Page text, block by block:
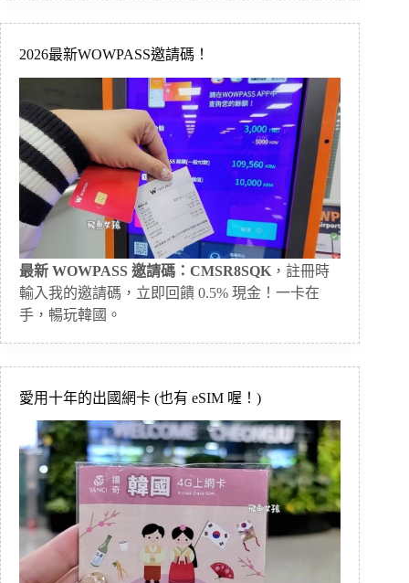
2026最新WOWPASS邀請碼！
最新 WOWPASS 邀請碼：CMSR8SQK ，註冊時
輸入我的邀請碼，立即回饋 0.5% 現金！一卡在
手，暢玩韓國。
愛用十年的出國網卡 (也有 eSIM 喔！)